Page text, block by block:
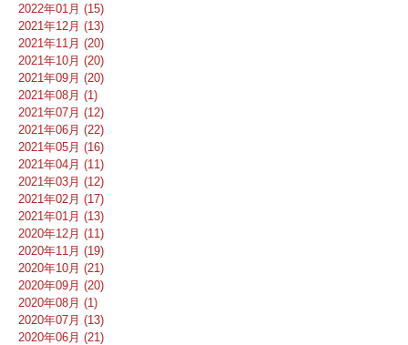
2022年01月 (15)
2021年12月 (13)
2021年11月 (20)
2021年10月 (20)
2021年09月 (20)
2021年08月 (1)
2021年07月 (12)
2021年06月 (22)
2021年05月 (16)
2021年04月 (11)
2021年03月 (12)
2021年02月 (17)
2021年01月 (13)
2020年12月 (11)
2020年11月 (19)
2020年10月 (21)
2020年09月 (20)
2020年08月 (1)
2020年07月 (13)
2020年06月 (21)